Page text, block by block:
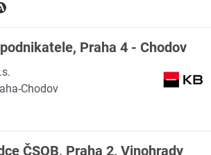
Praha 4 - Chodov
Chodov
ČSOB, Praha 2, Vinohrady